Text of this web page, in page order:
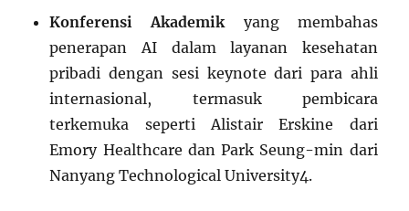
Konferensi Akademik yang membahas
penerapan AI dalam layanan kesehatan
pribadi dengan sesi keynote dari para ahli
internasional, termasuk pembicara
terkemuka seperti Alistair Erskine dari
Emory Healthcare dan Park Seung-min dari
Nanyang Technological University4.